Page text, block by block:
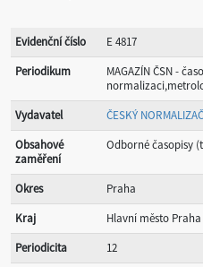
Evidenční číslo
E 4817
Periodikum
MAGAZÍN ČSN -
Vydavatel
ČESKÝ
Obsahové
zaměření
Odborné časopisy
Okres
Praha
Kraj
Hlavní město Praha
Periodicita
12